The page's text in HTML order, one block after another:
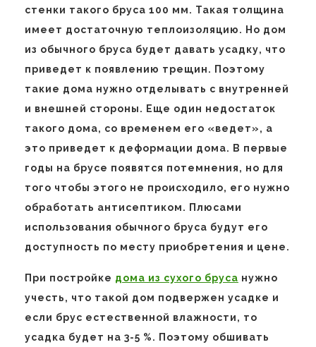
стенки такого бруса 100 мм. Такая толщина
имеет достаточную теплоизоляцию. Но дом
из обычного бруса будет давать усадку, что
приведет к появлению трещин. Поэтому
такие дома нужно отделывать с внутренней
и внешней стороны. Еще один недостаток
такого дома, со временем его «ведет», а
это приведет к деформации дома. В первые
годы на брусе появятся потемнения, но для
того чтобы этого не происходило, его нужно
обработать антисептиком. Плюсами
использования обычного бруса будут его
доступность по месту приобретения и цене.
При постройке дома из сухого бруса нужно
учесть, что такой дом подвержен усадке и
если брус естественной влажности, то
усадка будет на 3-5 %. Поэтому обшивать